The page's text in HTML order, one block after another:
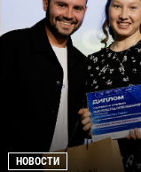
НОВОСТИ